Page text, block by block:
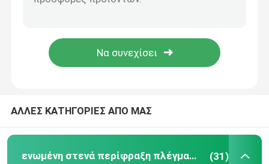
Βίντεο
ΑΛΛΕΣ ΚΑΤΗΓΟΡΙΕΣ ΑΠΟ ΜΑΣ
ενωμένη στενά περίφραξη πλέγματος (31)